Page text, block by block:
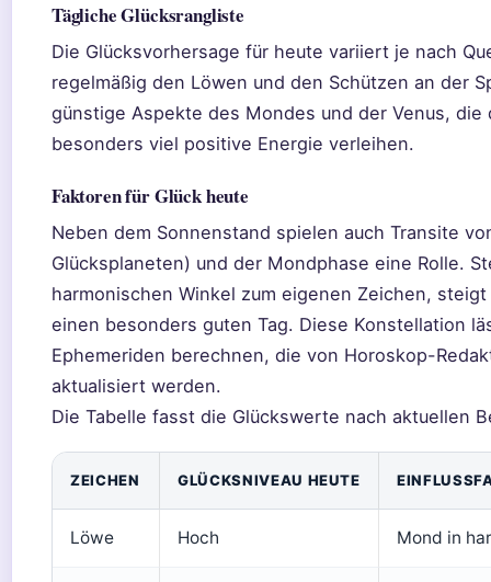
Tägliche Glücksrangliste
Die Glücksvorhersage für heute variiert je nach
regelmäßig den Löwen und den Schützen an der
günstige Aspekte des Mondes und der Venus, die
besonders viel positive Energie verleihen.
Faktoren für Glück heute
Neben dem Sonnenstand spielen auch Transite
Glücksplaneten) und der Mondphase eine Rolle.
harmonischen Winkel zum eigenen Zeichen,
einen besonders guten Tag. Diese Konstellation
Ephemeriden berechnen, die von Horoskop-
aktualisiert werden.
Die Tabelle fasst die Glückswerte nach aktuellen
ZEICHEN GLÜCKSNIVEAU HEUTE
Löwe Hoch Mond in